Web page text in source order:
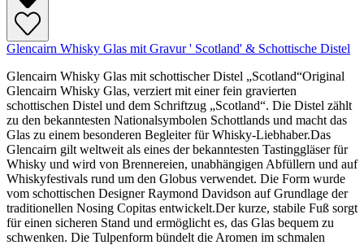
Glencairn Whisky Glas mit Gravur ' Scotland' & Schottische Distel
Glencairn Whisky Glas mit schottischer Distel „Scotland“Original
Glencairn Whisky Glas, verziert mit einer fein gravierten
schottischen Distel und dem Schriftzug „Scotland“. Die Distel zählt
zu den bekanntesten Nationalsymbolen Schottlands und macht das
Glas zu einem besonderen Begleiter für Whisky-Liebhaber.Das
Glencairn gilt weltweit als eines der bekanntesten Tastinggläser für
Whisky und wird von Brennereien, unabhängigen Abfüllern und auf
Whiskyfestivals rund um den Globus verwendet. Die Form wurde
vom schottischen Designer Raymond Davidson auf Grundlage der
traditionellen Nosing Copitas entwickelt.Der kurze, stabile Fuß sorgt
für einen sicheren Stand und ermöglicht es, das Glas bequem zu
schwenken. Die Tulpenform bündelt die Aromen im schmalen